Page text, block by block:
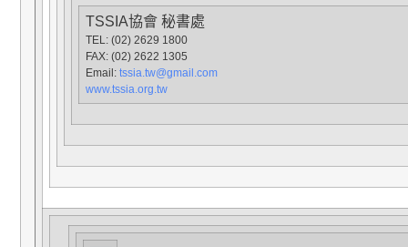
TSSIA協會 秘書處
TEL: (02) 2629 1800
FAX: (02) 2622 1305
Email:tssia.tw@gmail.com
www.tssia.org.tw